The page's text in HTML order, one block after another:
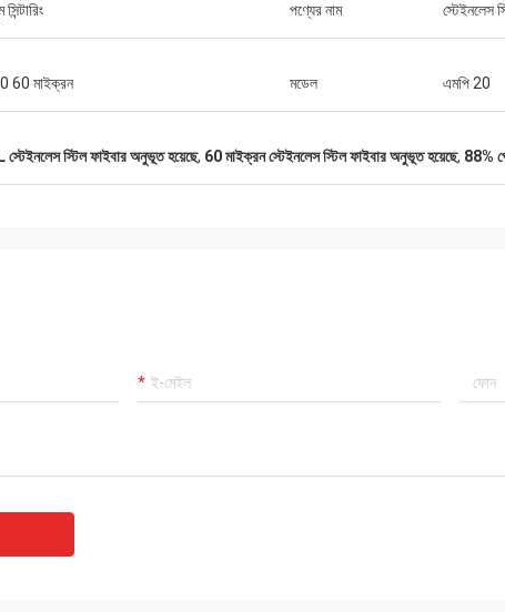
পণ্যের নাম স্টেইনলেস
60 মাইক্রন মডেল এমপি 20
স্টিল ফাইবার অনুভূত হয়েছে, 60 মাইক্রন স্টেইনলেস স্টিল ফাইবার অনুভূত হয়েছে, 88%